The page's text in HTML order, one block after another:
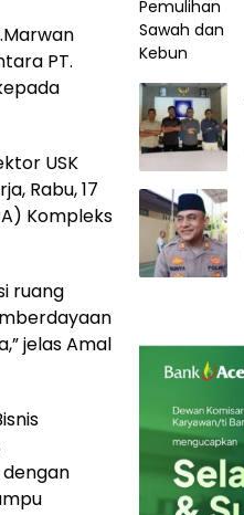
PT.
USK
Rabu, 17
Kompleks
ruang
jelas Amal